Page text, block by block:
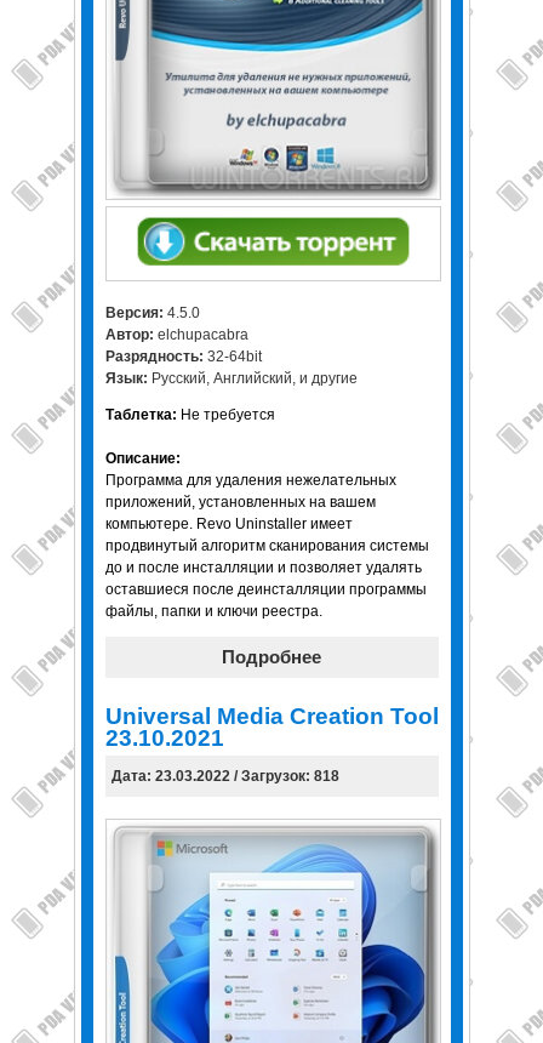
Версия: 4.5.0
Автор: elchupacabra
Разрядность: 32-64bit
Язык: Русский, Английский, и другие
Таблетка: Не требуется
Описание:
Программа для удаления нежелательных
приложений, установленных на вашем
компьютере. Revo Uninstaller имеет
продвинутый алгоритм сканирования системы
до и после инсталляции и позволяет удалять
оставшиеся после деинсталляции программы
файлы, папки и ключи реестра.
Подробнее
Universal Media Creation Tool
23.10.2021
Дата: 23.03.2022 / Загрузок: 818